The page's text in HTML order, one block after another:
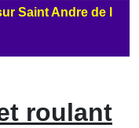
Saint Andre de l
roulant